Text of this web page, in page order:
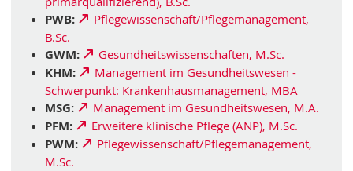
PWB:
Pflegewissenschaft/Pflegemanagement,
B.Sc.
GWM: Gesundheitswissenschaften, M.Sc.
KHM:
Management im Gesundheitswesen -
Schwerpunkt: Krankenhausmanagement, MBA
MSG: Management im Gesundheitswesen, M.A.
PFM: Erweitere klinische Pflege (ANP), M.Sc.
PWM:
Pflegewissenschaft/Pflegemanagement,
M.Sc.